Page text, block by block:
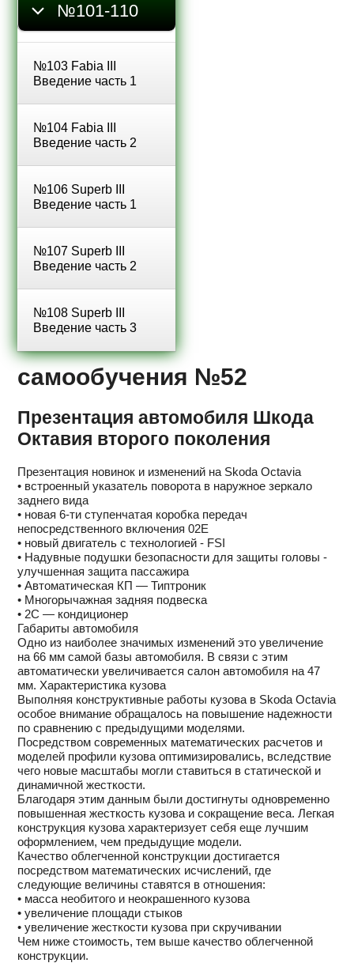
№101-110
№103 Fabia III
Введение часть 1
№104 Fabia III
Введение часть 2
№106 Superb III
Введение часть 1
№107 Superb III
Введение часть 2
№108 Superb III
Введение часть 3
самообучения №52
Презентация автомобиля Шкода
Октавия второго поколения
Презентация новинок и изменений на Skoda Octavia
• встроенный указатель поворота в наружное зеркало
заднего вида
• новая 6-ти ступенчатая коробка передач
непосредственного включения 02E
• новый двигатель с технологией - FSI
• Надувные подушки безопасности для защиты головы -
улучшенная защита пассажира
• Автоматическая КП — Типтроник
• Многорычажная задняя подвеска
• 2C — кондиционер
Габариты автомобиля
Одно из наиболее значимых изменений это увеличение
на 66 мм самой базы автомобиля. В связи с этим
автоматически увеличивается салон автомобиля на 47
мм. Характеристика кузова
Выполняя конструктивные работы кузова в Skoda Octavia
особое внимание обращалось на повышение надежности
по сравнению с предыдущими моделями.
Посредством современных математических расчетов и
моделей профили кузова оптимизировались, вследствие
чего новые масштабы могли ставиться в статической и
динамичной жесткости.
Благодаря этим данным были достигнуты одновременно
повышенная жесткость кузова и сокращение веса. Легкая
конструкция кузова характеризует себя еще лучшим
оформлением, чем предыдущие модели.
Качество облегченной конструкции достигается
посредством математических исчислений, где
следующие величины ставятся в отношения:
• масса необитого и неокрашенного кузова
• увеличение площади стыков
• увеличение жесткости кузова при скручивании
Чем ниже стоимость, тем выше качество облегченной
конструкции.